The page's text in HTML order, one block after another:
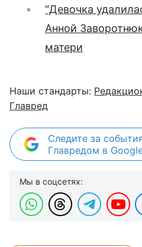
"Девочка
Анной
матери
Наши стандарты:
Главред
Следите за
Главредом в
Мы в соцсетях: